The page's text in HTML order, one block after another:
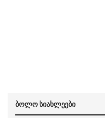
ბოლო სიახლეები